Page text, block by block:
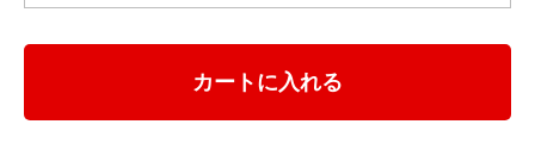
カートに入れる